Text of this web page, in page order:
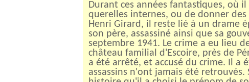
Durant ces années fantastiques, où
querelles internes, ou de donner
Henri Girard, il reste lié à un drame
son père, assassiné ainsi que sa
septembre 1941. Le crime a eu lieu
château familial d'Escoire, près de
a été arrêté, et accusé du crime. Il a
assassins n'ont jamais été retrouvés.